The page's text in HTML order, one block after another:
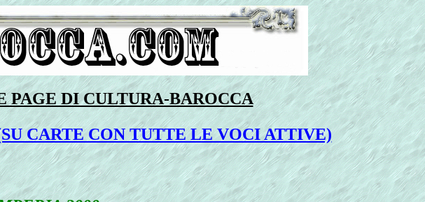
DI CULTURA-BAROCCA
CARTE CON TUTTE LE VOCI ATTIVE)